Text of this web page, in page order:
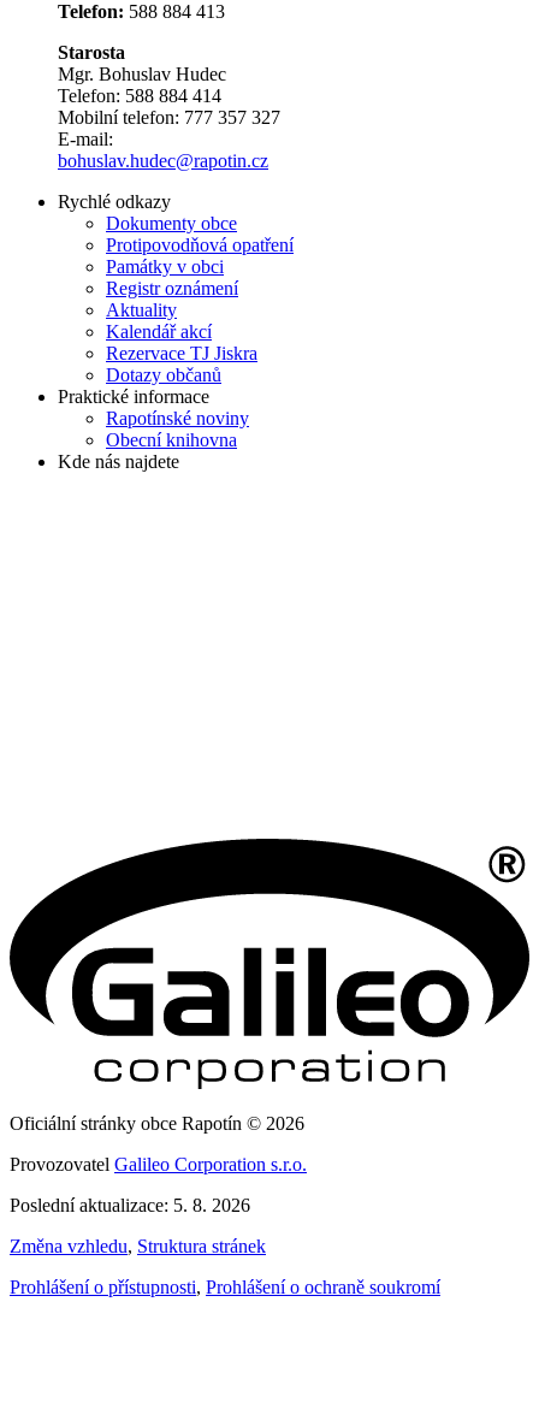
Telefon: 588 884 413
Starosta
Mgr. Bohuslav Hudec
Telefon: 588 884 414
Mobilní telefon: 777 357 327
E-mail:
bohuslav.hudec@rapotin.cz
Rychlé odkazy
Dokumenty obce
Protipovodňová opatření
Památky v obci
Registr oznámení
Aktuality
Kalendář akcí
Rezervace TJ Jiskra
Dotazy občanů
Praktické informace
Rapotínské noviny
Obecní knihovna
Kde nás najdete
Oficiální stránky obce Rapotín © 2026
Provozovatel Galileo Corporation s.r.o.
Poslední aktualizace: 5. 8. 2026
Změna vzhledu, Struktura stránek
Prohlášení o přístupnosti, Prohlášení o ochraně soukromí